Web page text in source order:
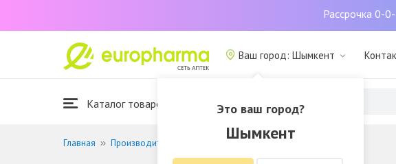
Рассрочка 0-
Ваш город: Шымкент
Это ваш город?
Шымкент
Каталог товаров
Главная Производители